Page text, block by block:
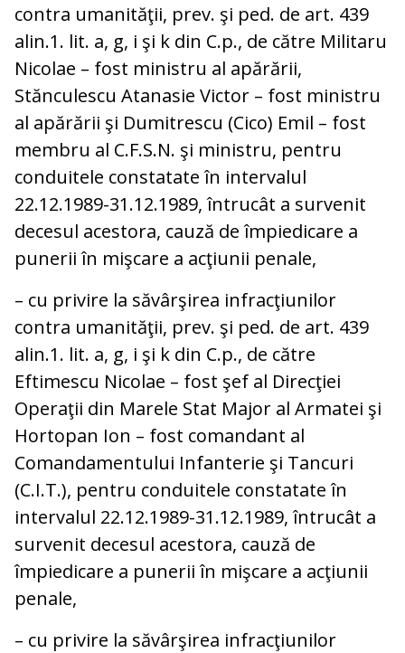
contra umanităţii, prev. şi ped. de art. 439
alin.1. lit. a, g, i şi k din C.p., de către Militaru
Nicolae – fost ministru al apărării,
Stănculescu Atanasie Victor – fost ministru
al apărării şi Dumitrescu (Cico) Emil – fost
membru al C.F.S.N. şi ministru, pentru
conduitele constatate în intervalul
22.12.1989-31.12.1989, întrucât a survenit
decesul acestora, cauză de împiedicare a
punerii în mişcare a acţiunii penale,
– cu privire la săvârşirea infracţiunilor
contra umanităţii, prev. şi ped. de art. 439
alin.1. lit. a, g, i şi k din C.p., de către
Eftimescu Nicolae – fost şef al Direcţiei
Operaţii din Marele Stat Major al Armatei şi
Hortopan Ion – fost comandant al
Comandamentului Infanterie şi Tancuri
(C.I.T.), pentru conduitele constatate în
intervalul 22.12.1989-31.12.1989, întrucât a
survenit decesul acestora, cauză de
împiedicare a punerii în mişcare a acţiunii
penale,
– cu privire la săvârşirea infracţiunilor